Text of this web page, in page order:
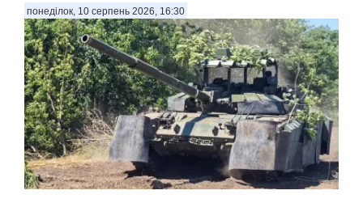
понеділок, 10 серпень 2026, 16:30